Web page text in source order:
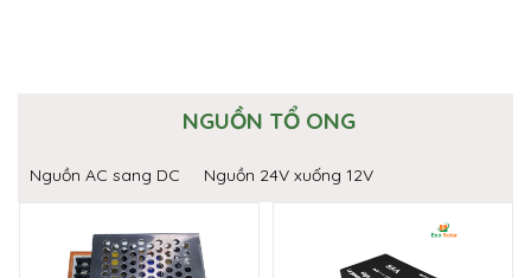
NGUỒN TỔ ONG
Nguồn AC sang DC Nguồn 24V xuống 12V